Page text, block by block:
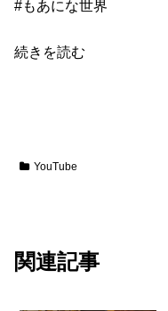
#もあにな世界
続きを読む
YouTube
関連記事